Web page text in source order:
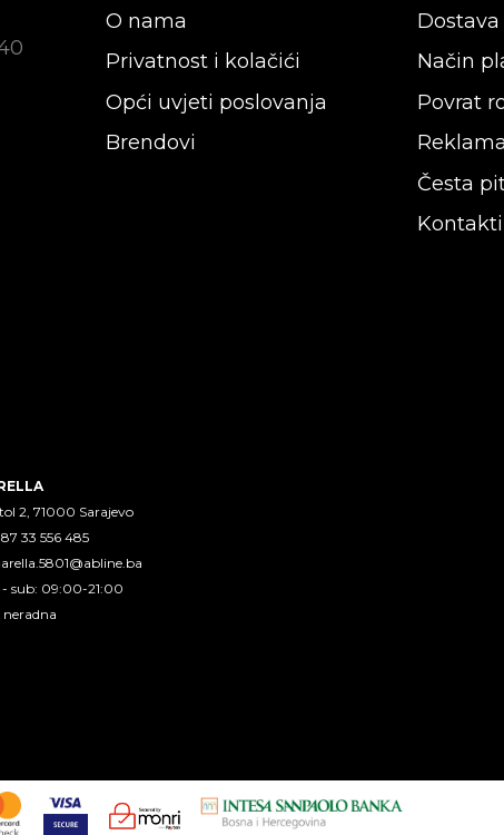
O nama
Privatnost i kolačići
Opći uvjeti poslovanja
Brendovi
Dostava
Način
Povrat
Česta
2, 71000 Sarajevo
33 556 485
- sub: 09:00-21:00
neradna